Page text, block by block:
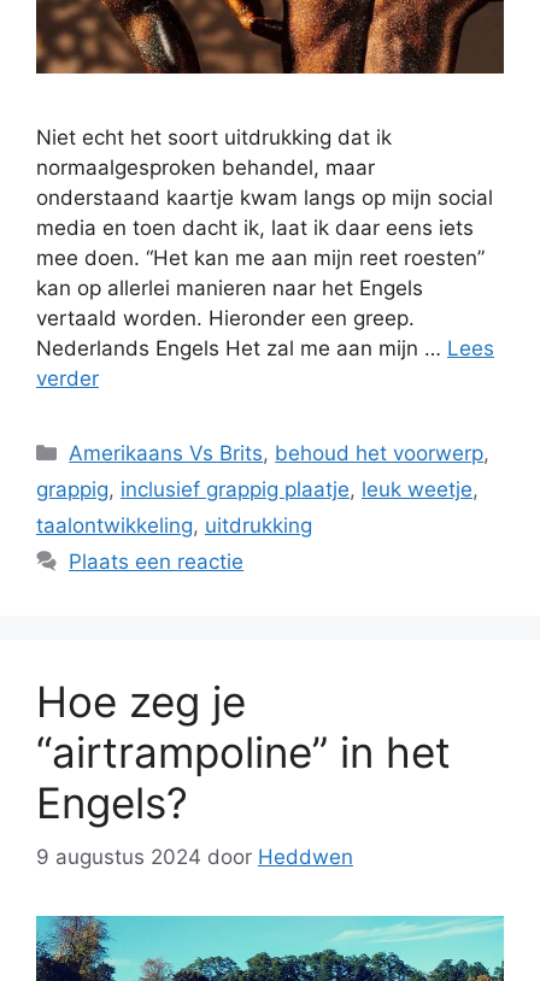
Niet echt het soort uitdrukking dat ik
normaalgesproken behandel, maar
onderstaand kaartje kwam langs op mijn social
media en toen dacht ik, laat ik daar eens iets
mee doen. “Het kan me aan mijn reet roesten”
kan op allerlei manieren naar het Engels
vertaald worden. Hieronder een greep.
Nederlands Engels Het zal me aan mijn … Lees
verder
Categorieën
Amerikaans Vs Brits, behoud het voorwerp,
grappig, inclusief grappig plaatje, leuk weetje,
taalontwikkeling, uitdrukking
Plaats een reactie
Hoe zeg je
“airtrampoline” in het
Engels?
9 augustus 2024 door Heddwen